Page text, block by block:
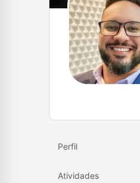
Perfil
Atividades